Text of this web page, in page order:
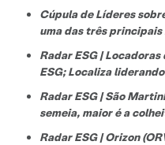
Cúpula de Líderes
uma das três principais
Radar ESG |
ESG; Localiza
Radar ESG | São
semeia, maior é a
Radar ESG | Orizon